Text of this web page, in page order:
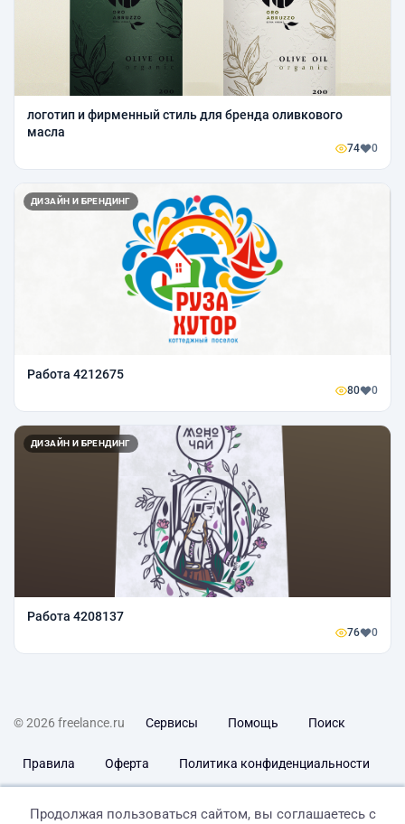
логотип и фирменный стиль для бренда оливкового
масла
74 0
ДИЗАЙН И БРЕНДИНГ
Работа 4212675
80 0
ДИЗАЙН И БРЕНДИНГ
Работа 4208137
76 0
© 2026 freelance.ru Сервисы Помощь Поиск
Правила Оферта Политика конфиденциальности
Продолжая пользоваться сайтом, вы соглашаетесь с